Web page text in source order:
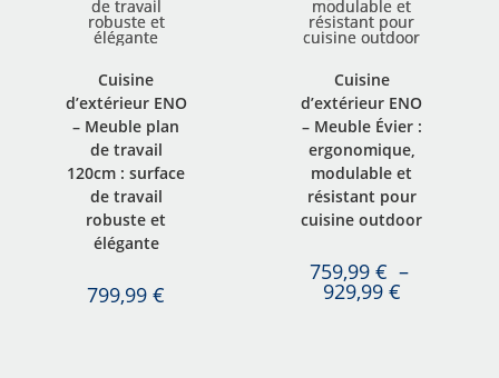
Cuisine
d’extérieur ENO
– Meuble plan
de travail
120cm : surface
de travail
robuste et
élégante
799,99€
Cuisine
d’extérieur ENO
– Meuble Évier :
ergonomique,
modulable et
résistant pour
cuisine outdoor
759,99 € –
929,99 €